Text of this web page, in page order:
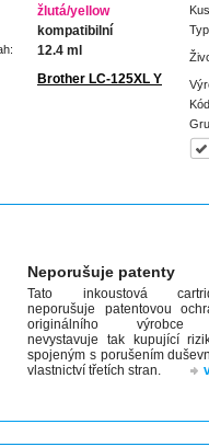
žlutá/yellow
kompatibilní
12.4 ml
Brother LC-125XL Y
Neporušuje patenty
Tato inkoustová
neporušuje patentovou
originálního
nevystavuje tak kupující
spojeným s porušením
vlastnictví třetích stran.